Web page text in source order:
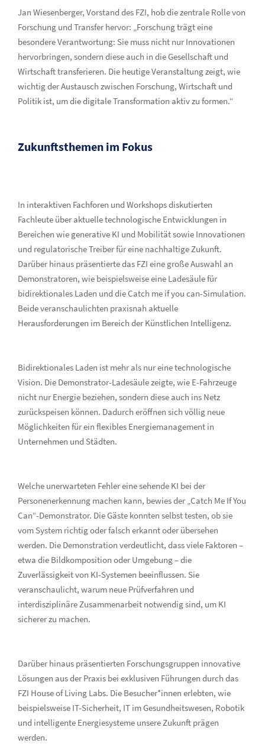
Jan Wiesenberger, Vorstand des FZI, hob die zentrale Rolle von
Forschung und Transfer hervor: „Forschung trägt eine
besondere Verantwortung: Sie muss nicht nur Innovationen
hervorbringen, sondern diese auch in die Gesellschaft und
Wirtschaft transferieren. Die heutige Veranstaltung zeigt, wie
wichtig der Austausch zwischen Forschung, Wirtschaft und
Politik ist, um die digitale Transformation aktiv zu formen.“
Zukunftsthemen im Fokus
In interaktiven Fachforen und Workshops diskutierten
Fachleute über aktuelle technologische Entwicklungen in
Bereichen wie generative KI und Mobilität sowie Innovationen
und regulatorische Treiber für eine nachhaltige Zukunft.
Darüber hinaus präsentierte das FZI eine große Auswahl an
Demonstratoren, wie beispielsweise eine Ladesäule für
bidirektionales Laden und die Catch me if you can-Simulation.
Beide veranschaulichten praxisnah aktuelle
Herausforderungen im Bereich der Künstlichen Intelligenz.
Bidirektionales Laden ist mehr als nur eine technologische
Vision. Die Demonstrator-Ladesäule zeigte, wie E-Fahrzeuge
nicht nur Energie beziehen, sondern diese auch ins Netz
zurückspeisen können. Dadurch eröffnen sich völlig neue
Möglichkeiten für ein flexibles Energiemanagement in
Unternehmen und Städten.
Welche unerwarteten Fehler eine sehende KI bei der
Personenerkennung machen kann, bewies der „Catch Me If You
Can“-Demonstrator. Die Gäste konnten selbst testen, ob sie
vom System richtig oder falsch erkannt oder übersehen
werden. Die Demonstration verdeutlicht, dass viele Faktoren –
etwa die Bildkomposition oder Umgebung – die
Zuverlässigkeit von KI-Systemen beeinflussen. Sie
veranschaulicht, warum neue Prüfverfahren und
interdisziplinäre Zusammenarbeit notwendig sind, um KI
sicherer zu machen.
Darüber hinaus präsentierten Forschungsgruppen innovative
Lösungen aus der Praxis bei exklusiven Führungen durch das
FZI House of Living Labs. Die Besucher*innen erlebten, wie
beispielsweise IT-Sicherheit, IT im Gesundheitswesen, Robotik
und intelligente Energiesysteme unsere Zukunft prägen
werden.